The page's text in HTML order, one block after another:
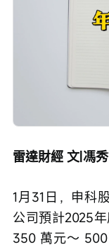
雷達財經 文|馮
1月31日，申科
公司預計2025
350 萬元〜